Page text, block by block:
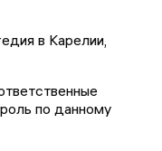
в Карелии,
по данному